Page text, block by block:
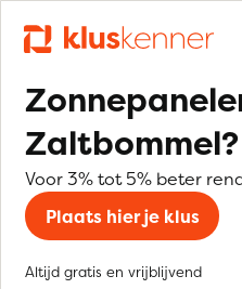
Zaltbommel?
Voor 3% tot 5% beter
Plaats hier je klus
Altijd gratis en vrijblijvend